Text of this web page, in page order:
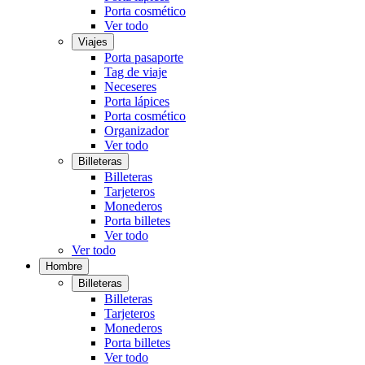
Porta cosmético
Ver todo
Viajes
Porta pasaporte
Tag de viaje
Neceseres
Porta lápices
Porta cosmético
Organizador
Ver todo
Billeteras
Billeteras
Tarjeteros
Monederos
Porta billetes
Ver todo
Ver todo
Hombre
Billeteras
Billeteras
Tarjeteros
Monederos
Porta billetes
Ver todo